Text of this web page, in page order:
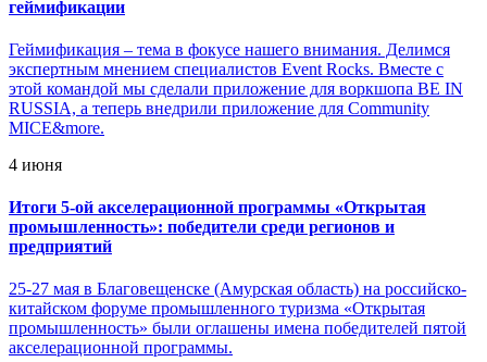
геймификации
Геймификация – тема в фокусе нашего внимания. Делимся
экспертным мнением специалистов Event Rocks. Вместе с
этой командой мы сделали приложение для воркшопа BE IN
RUSSIA, а теперь внедрили приложение для Community
MICE&more.
4 июня
Итоги 5-ой акселерационной программы «Открытая
промышленность»: победители среди регионов и
предприятий
25-27 мая в Благовещенске (Амурская область) на российско-
китайском форуме промышленного туризма «Открытая
промышленность» были оглашены имена победителей пятой
акселерационной программы.